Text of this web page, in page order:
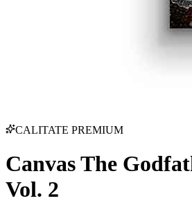
CALITATE PREMIUM
Canvas The
Vol. 2